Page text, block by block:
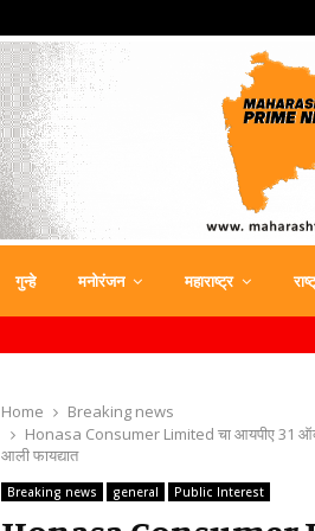
गुन्हे मनोरंजन महाराष्ट्र
Home
Breaking news
Honasa Consumer Limited चा आयपीए 31
आली फायद्यात
Breaking news general Public Interest